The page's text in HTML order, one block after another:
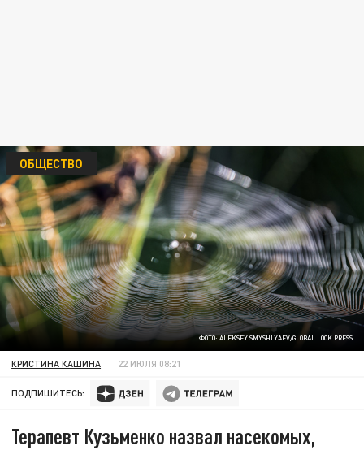
ФОТО: ALEKSEY SMYSHLYAEV/GLOBAL LOOK PRESS
ОБЩЕСТВО
КРИСТИНА КАШИНА 22 ИЮЛЯ 08:21
ПОДПИШИТЕСЬ:
Терапевт Кузьменко назвал насекомых,